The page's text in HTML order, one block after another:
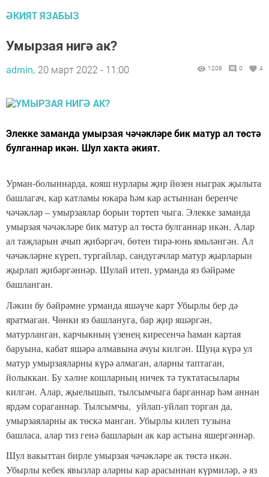
ӘКИЯТ ЯЗАБЫЗ
Умырзая нигә ак?
admin, 20 март 2022 - 11:00 1208 0 4
Элекке заманда умырзая чәчәкләре бик матур ал төстә
булганнар икән. Шул хакта әкият.
Урман-болыннарда, кояш нурлары җир йөзен ныграк җылыта
башлагач, кар катламы юкара һәм кар астыннан беренче
чәчәкләр – умырзаялар борын төртеп чыга. Элекке заманда
умырзая чәчәкләре бик матур ал төстә булганнар икән. Алар
ал таҗларын ачып җибәргәч, бөтен тирә-юнь ямьләнгән. Ал
чәчәкләрне күреп, тургайлар, сандугачлар матур җырларын
җырлап җибәргәннәр. Шулай итеп, урманда яз бәйрәме
башланган.
Ләкин бу бәйрәмне урманда яшәүче карт Убырлы бер дә
яратмаган. Чөнки яз башлануга, бар җир яшәргән,
матурланган, карчыкның үзенең киресенчә һаман картая
баруына, кабат яшәрә алмавына ачуы килгән. Шуңа күрә ул
матур умырзаяларны күрә алмаган, аларны таптаган,
йолыккан. Бу хәлне кошларның ничек тә туктатасылары
килгән. Алар, җыелышып, тылсымчыга барганнар һәм аннан
ярдәм сораганнар. Тылсымчы, уйлап-уйлап торган да,
умырзаяларны ак төскә манган. Убырлы килеп тузына
башласа, алар тиз генә башларын ак кар астына яшергәннәр.
Шул вакыттан бирле умырзая чәчәкләре ак төстә икән.
Убырлы кебек явызлар аларны кар арасыннан күрмиләр, ә яз